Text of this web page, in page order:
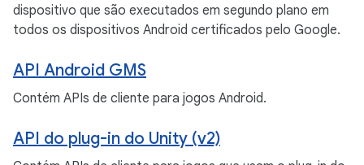
dispositivo que são executados em segundo plano em
todos os dispositivos Android certificados pelo Google.
API Android GMS
Contém APIs de cliente para jogos Android.
API do plug-in do Unity (v2)